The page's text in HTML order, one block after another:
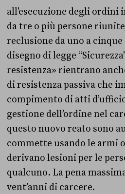
all’esecuzione degli
da tre o più persone
reclusione da uno a cinque
disegno di legge
resistenza» rientrano
di resistenza passiva che
compimento di atti
gestione dell’ordine nel
questo nuovo reato sono
commette usando le armi
derivano lesioni per le
qualcuno. La pena
vent’anni di carcere.